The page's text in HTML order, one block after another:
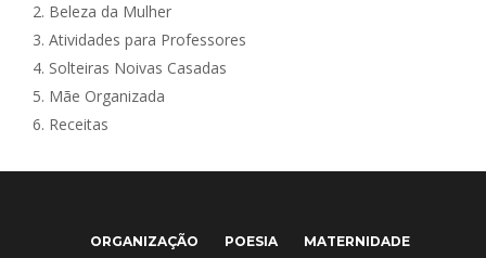
2. Beleza da Mulher
3. Atividades para Professores
4. Solteiras Noivas Casadas
5. Mãe Organizada
6. Receitas
ORGANIZAÇÃO POESIA MATERNIDADE